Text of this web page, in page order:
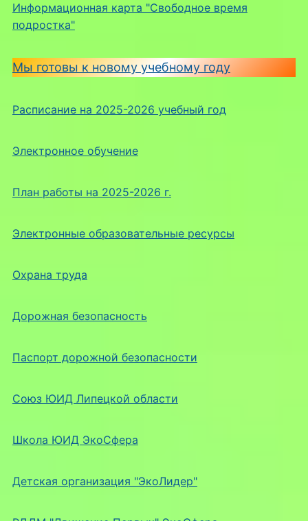
Информационная карта "Свободное время
подростка"
Мы готовы к новому учебному году
Расписание на 2025-2026 учебный год
Электронное обучение
План работы на 2025-2026 г.
Электронные образовательные ресурсы
Охрана труда
Дорожная безопасность
Паспорт дорожной безопасности
Союз ЮИД Липецкой области
Школа ЮИД ЭкоСфера
Детская организация "ЭкоЛидер"